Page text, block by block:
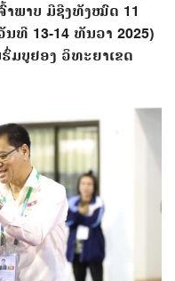
າພາບ ມີຊີງທັງໝົດ 11
ທີ 13-14 ທັນວາ 2025)
ມບູຢອງ ວິທະຍາເຂດ